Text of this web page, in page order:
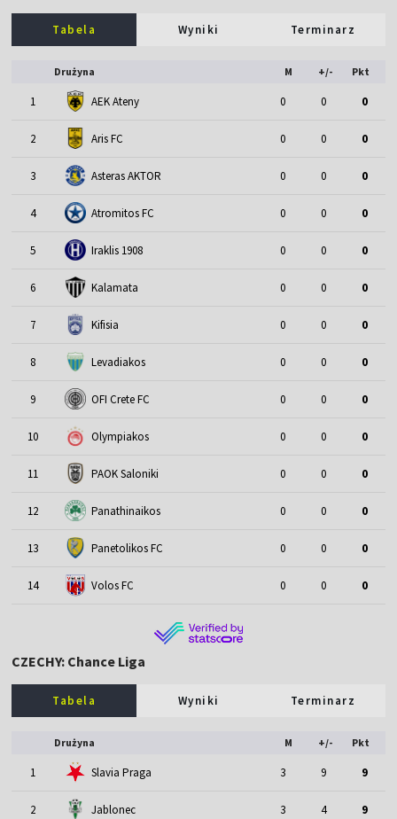
Tabela Wyniki Terminarz
Drużyna M +/- Pkt
1 AEK Ateny 0 0 0
2 Aris FC 0 0 0
3 Asteras AKTOR 0 0 0
4 Atromitos FC 0 0 0
5 Iraklis 1908 0 0 0
6 Kalamata 0 0 0
7 Kifisia 0 0 0
8 Levadiakos 0 0 0
9 OFI Crete FC 0 0 0
10 Olympiakos 0 0 0
11 PAOK Saloniki 0 0 0
12 Panathinaikos 0 0 0
13 Panetolikos FC 0 0 0
14 Volos FC 0 0 0
CZECHY: Chance Liga
Tabela Wyniki Terminarz
Drużyna M +/- Pkt
1 Slavia Praga 3 9 9
2 Jablonec 3 4 9